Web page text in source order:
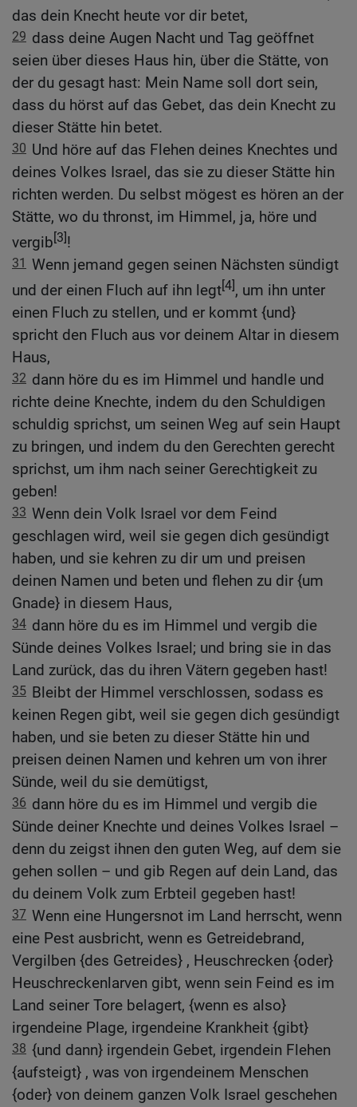
das dein Knecht heute vor dir betet,
29 dass deine Augen Nacht und Tag geöffnet
seien über dieses Haus hin, über die Stätte, von
der du gesagt hast: Mein Name soll dort sein,
dass du hörst auf das Gebet, das dein Knecht zu
dieser Stätte hin betet.
30 Und höre auf das Flehen deines Knechtes und
deines Volkes Israel, das sie zu dieser Stätte hin
richten werden. Du selbst mögest es hören an der
Stätte, wo du thronst, im Himmel, ja, höre und
vergib[3]!
31 Wenn jemand gegen seinen Nächsten sündigt
und der einen Fluch auf ihn legt[4], um ihn unter
einen Fluch zu stellen, und er kommt {und}
spricht den Fluch aus vor deinem Altar in diesem
Haus,
32 dann höre du es im Himmel und handle und
richte deine Knechte, indem du den Schuldigen
schuldig sprichst, um seinen Weg auf sein Haupt
zu bringen, und indem du den Gerechten gerecht
sprichst, um ihm nach seiner Gerechtigkeit zu
geben!
33 Wenn dein Volk Israel vor dem Feind
geschlagen wird, weil sie gegen dich gesündigt
haben, und sie kehren zu dir um und preisen
deinen Namen und beten und flehen zu dir {um
Gnade} in diesem Haus,
34 dann höre du es im Himmel und vergib die
Sünde deines Volkes Israel; und bring sie in das
Land zurück, das du ihren Vätern gegeben hast!
35 Bleibt der Himmel verschlossen, sodass es
keinen Regen gibt, weil sie gegen dich gesündigt
haben, und sie beten zu dieser Stätte hin und
preisen deinen Namen und kehren um von ihrer
Sünde, weil du sie demütigst,
36 dann höre du es im Himmel und vergib die
Sünde deiner Knechte und deines Volkes Israel –
denn du zeigst ihnen den guten Weg, auf dem sie
gehen sollen – und gib Regen auf dein Land, das
du deinem Volk zum Erbteil gegeben hast!
37 Wenn eine Hungersnot im Land herrscht, wenn
eine Pest ausbricht, wenn es Getreidebrand,
Vergilben {des Getreides} , Heuschrecken {oder}
Heuschreckenlarven gibt, wenn sein Feind es im
Land seiner Tore belagert, {wenn es also}
irgendeine Plage, irgendeine Krankheit {gibt}
38 {und dann} irgendein Gebet, irgendein Flehen
{aufsteigt} , was von irgendeinem Menschen
{oder} von deinem ganzen Volk Israel geschehen